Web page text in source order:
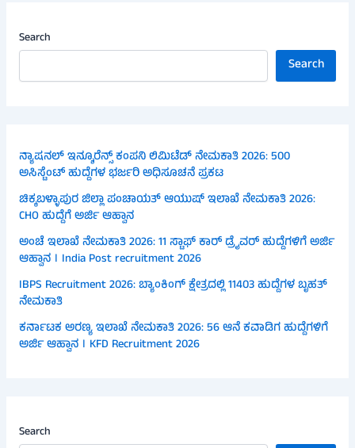
Search
Search
ನ್ಯಾಷನಲ್ ಇನ್ಶೂರೆನ್ಸ್ ಕಂಪನಿ ಲಿಮಿಟೆಡ್ ನೇಮಕಾತಿ 2026: 500
ಅಸಿಸ್ಟೆಂಟ್ ಹುದ್ದೆಗಳ ಭರ್ಜರಿ ಅಧಿಸೂಚನೆ ಪ್ರಕಟ
ಚಿಕ್ಕಬಳ್ಳಾಪುರ ಜಿಲ್ಲಾ ಪಂಚಾಯತ್ ಆಯುಷ್ ಇಲಾಖೆ ನೇಮಕಾತಿ 2026:
CHO ಹುದ್ದೆಗೆ ಅರ್ಜಿ ಆಹ್ವಾನ
ಅಂಚೆ ಇಲಾಖೆ ನೇಮಕಾತಿ 2026: 11 ಸ್ಟಾಫ್ ಕಾರ್ ಡ್ರೈವರ್ ಹುದ್ದೆಗಳಿಗೆ ಅರ್ಜಿ
ಆಹ್ವಾನ । India Post recruitment 2026
IBPS Recruitment 2026: ಬ್ಯಾಂಕಿಂಗ್ ಕ್ಷೇತ್ರದಲ್ಲಿ 11403 ಹುದ್ದೆಗಳ ಬೃಹತ್
ನೇಮಕಾತಿ
ಕರ್ನಾಟಕ ಅರಣ್ಯ ಇಲಾಖೆ ನೇಮಕಾತಿ 2026: 56 ಆನೆ ಕವಾಡಿಗ ಹುದ್ದೆಗಳಿಗೆ
ಅರ್ಜಿ ಆಹ್ವಾನ । KFD Recruitment 2026
Search